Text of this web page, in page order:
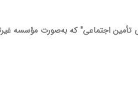
اجتماعی" که به‌صورت مؤسسه